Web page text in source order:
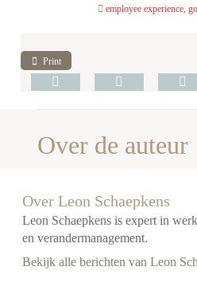
employee experience,
Print
Over de auteur
Over Leon Schaepkens
Leon Schaepkens is expert in
en verandermanagement.
Bekijk alle berichten van Leon